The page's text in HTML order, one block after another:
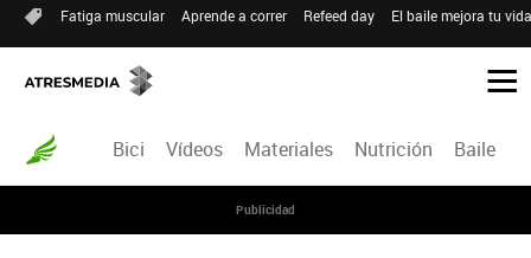
Fatiga muscular Aprende a correr Refeed day El baile mejora tu
Bici Vídeos Materiales Nutrición Baile
Publicidad